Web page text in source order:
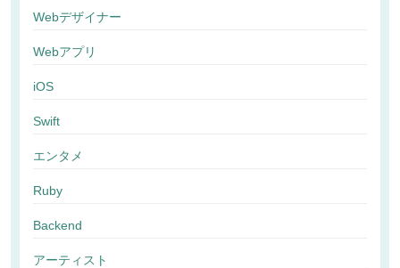
Webデザイナー
Webアプリ
iOS
Swift
エンタメ
Ruby
Backend
アーティスト